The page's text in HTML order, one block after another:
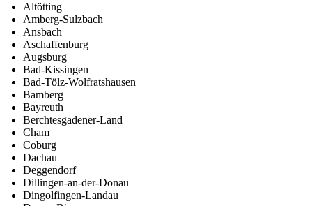
Altötting
Amberg-Sulzbach
Ansbach
Aschaffenburg
Augsburg
Bad-Kissingen
Bad-Tölz-Wolfratshausen
Bamberg
Bayreuth
Berchtesgadener-Land
Cham
Coburg
Dachau
Deggendorf
Dillingen-an-der-Donau
Dingolfingen-Landau